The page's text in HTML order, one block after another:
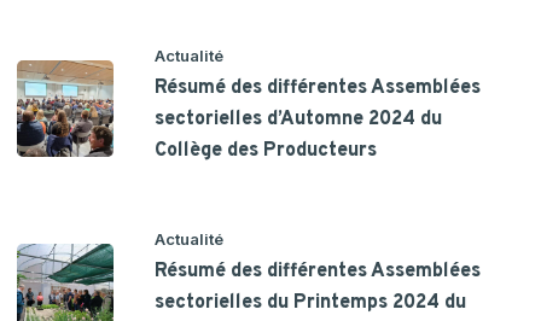
Actualité
Résumé des différentes Assemblées
sectorielles d’Automne 2024 du
Collège des Producteurs
Actualité
Résumé des différentes Assemblées
sectorielles du Printemps 2024 du